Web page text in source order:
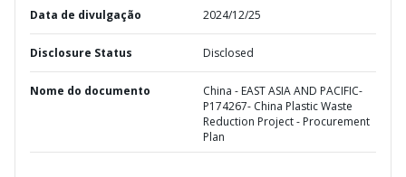
Data de divulgação 2024/12/25
Disclosure Status Disclosed
Nome do documento
China - EAST ASIA AND PACIFIC-
P174267- China Plastic Waste
Reduction Project - Procurement
Plan